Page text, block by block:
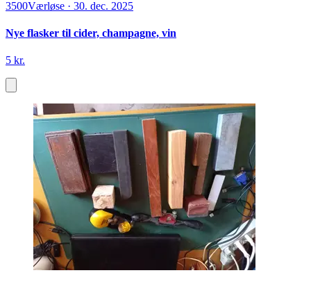
3500Værløse · 30. dec. 2025
Nye flasker til cider, champagne, vin
5 kr.